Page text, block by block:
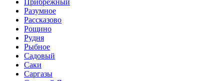
Разумное
Рассказово
Рощино
Рудня
Рыбное
Садовый
Саки
Саргазы